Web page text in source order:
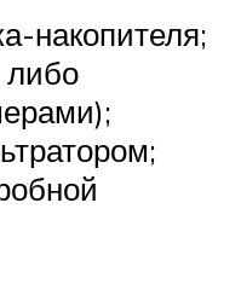
накопителя;
либо